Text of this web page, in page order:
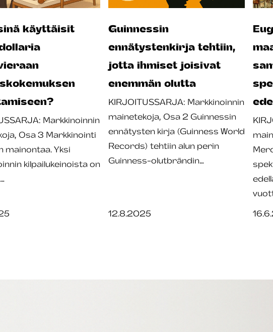
käyttäisit
Markkinoinnin
Osa 3 Markkinointi
mainontaa. Yksi
kilpailukeinoista on
Guinnessin
ennätystenkirja tehtiin,
jotta ihmiset joisivat
enemmän olutta
KIRJOITUSSARJA: Markkinoinnin
mainetekoja, Osa 2 Guinnessin
ennätysten kirja (Guinness World
Records) tehtiin alun perin
Guinness-olutbrändin…
12.8.2025